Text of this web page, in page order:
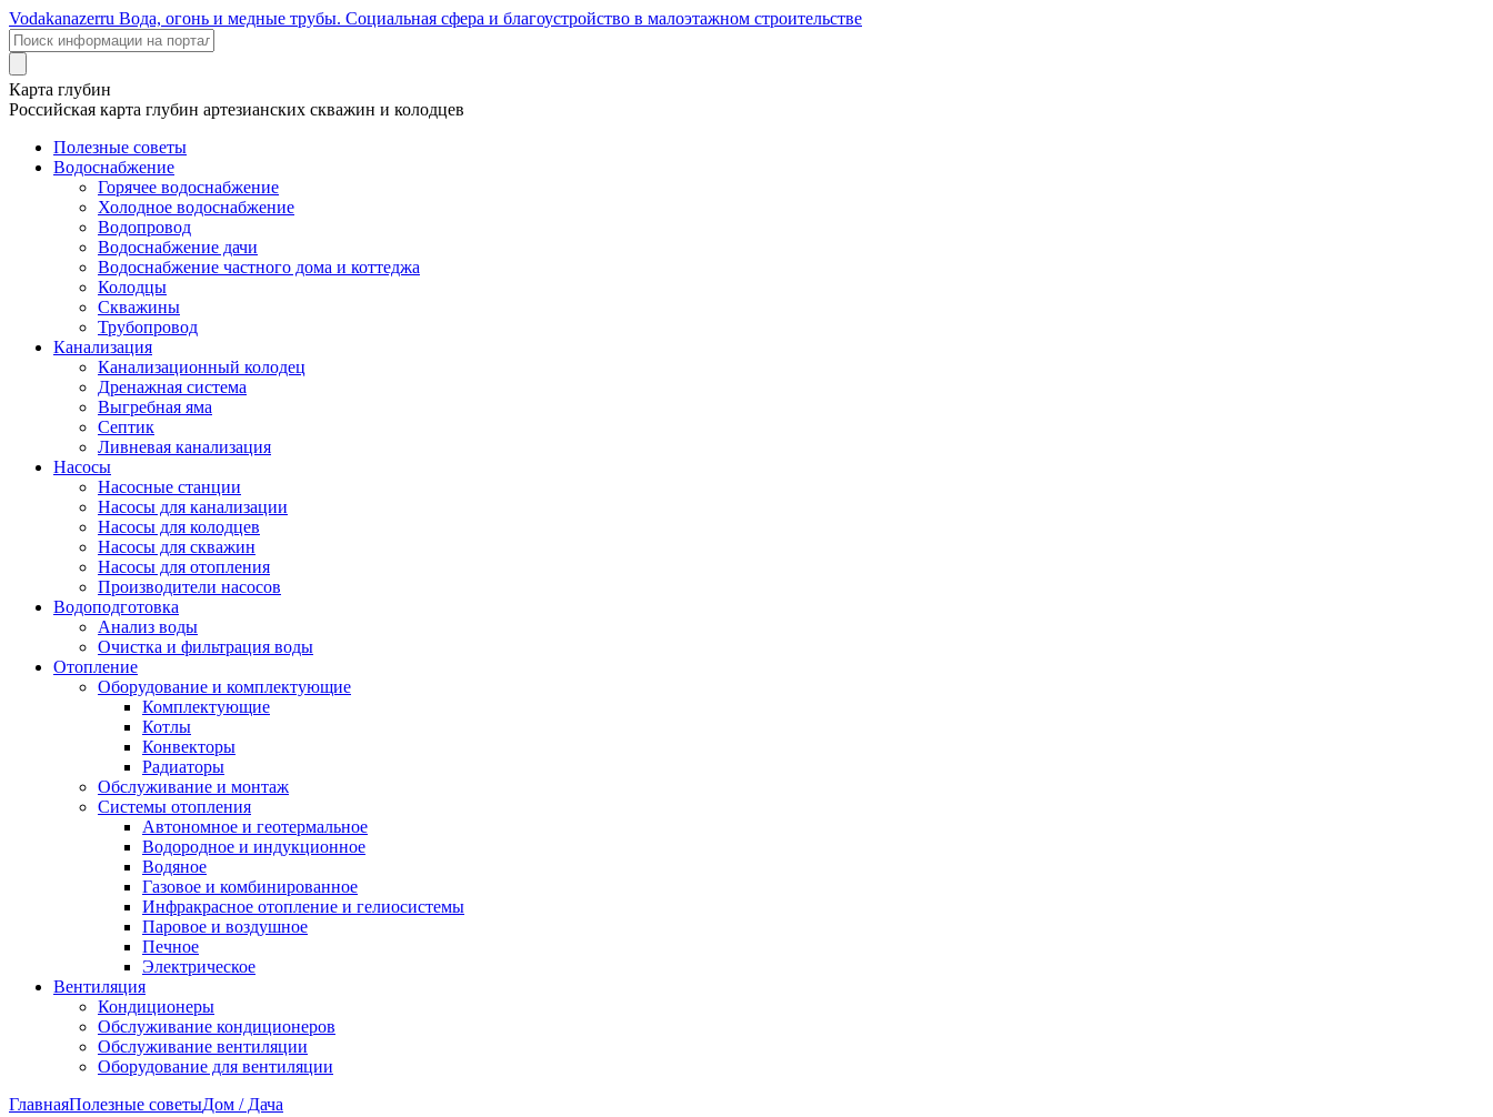
Vodakanazerru Вода, огонь и медные трубы. Социальная сфера и благоустройство в малоэтажном строительстве
Карта глубин
Российская карта глубин артезианских скважин и колодцев
Полезные советы
Водоснабжение
Горячее водоснабжение
Холодное водоснабжение
Водопровод
Водоснабжение дачи
Водоснабжение частного дома и коттеджа
Колодцы
Скважины
Трубопровод
Канализация
Канализационный колодец
Дренажная система
Выгребная яма
Септик
Ливневая канализация
Насосы
Насосные станции
Насосы для канализации
Насосы для колодцев
Насосы для скважин
Насосы для отопления
Производители насосов
Водоподготовка
Анализ воды
Очистка и фильтрация воды
Отопление
Оборудование и комплектующие
Комплектующие
Котлы
Конвекторы
Радиаторы
Обслуживание и монтаж
Системы отопления
Автономное и геотермальное
Водородное и индукционное
Водяное
Газовое и комбинированное
Инфракрасное отопление и гелиосистемы
Паровое и воздушное
Печное
Электрическое
Вентиляция
Кондиционеры
Обслуживание кондиционеров
Обслуживание вентиляции
Оборудование для вентиляции
ГлавнаяПолезные советыДом / Дача